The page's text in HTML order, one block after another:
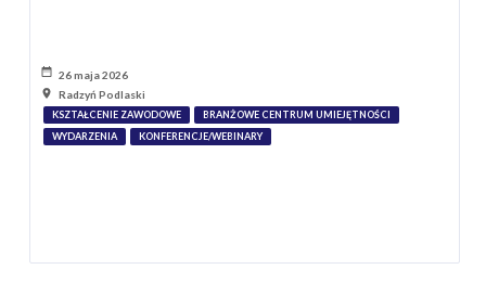
26 maja 2026
Radzyń Podlaski
KSZTAŁCENIE ZAWODOWE
BRANŻOWE CENTRUM UMIEJĘTNOŚCI
WYDARZENIA
KONFERENCJE/WEBINARY